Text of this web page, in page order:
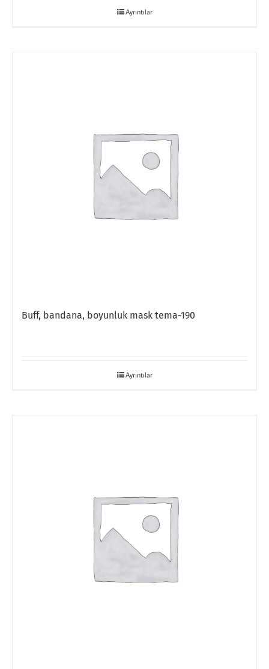
Ayrıntılar
Buff, bandana, boyunluk mask tema-190
Ayrıntılar